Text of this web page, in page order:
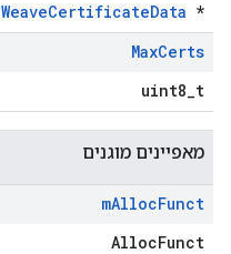
WeaveCertificateData *
MaxCerts
uint8_t
מאפיינים מוגנים
mAllocFunct
AllocFunct